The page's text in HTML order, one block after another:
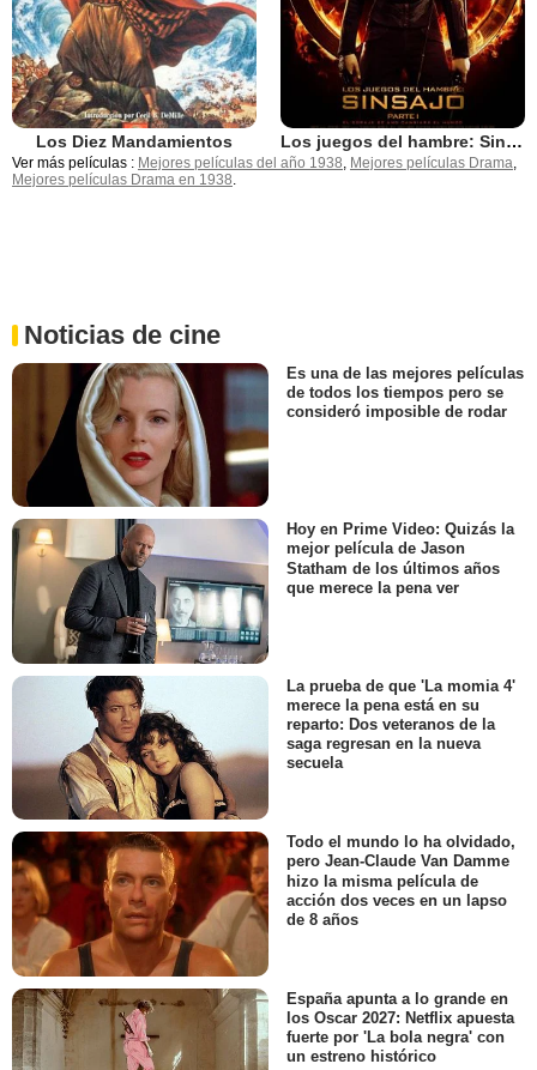
Los Diez Mandamientos Los juegos del hambre: Sinsajo - Parte 1
Ver más películas : Mejores películas del año 1938, Mejores películas Drama,
Mejores películas Drama en 1938.
Noticias de cine
Es una de las mejores películas
de todos los tiempos pero se
consideró imposible de rodar
Hoy en Prime Video: Quizás la
mejor película de Jason
Statham de los últimos años
que merece la pena ver
La prueba de que 'La momia 4'
merece la pena está en su
reparto: Dos veteranos de la
saga regresan en la nueva
secuela
Todo el mundo lo ha olvidado,
pero Jean-Claude Van Damme
hizo la misma película de
acción dos veces en un lapso
de 8 años
España apunta a lo grande en
los Oscar 2027: Netflix apuesta
fuerte por 'La bola negra' con
un estreno histórico